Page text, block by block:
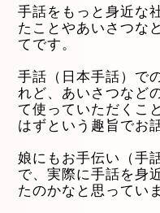
手話をもっと身近な
たことやあいさつな
てです。
手話（日本手話）で
れど、あいさつなど
て使っていただくこ
はずという趣旨でお
娘にもお手伝い（手
で、実際に手話を身
たのかなと思ってい